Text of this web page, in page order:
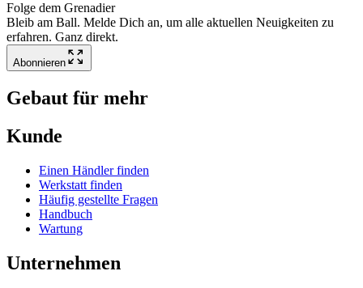
Folge dem Grenadier
Bleib am Ball. Melde Dich an, um alle aktuellen Neuigkeiten zu
erfahren. Ganz direkt.
Abonnieren
Gebaut für mehr
Kunde
Einen Händler finden
Werkstatt finden
Häufig gestellte Fragen
Handbuch
Wartung
Unternehmen